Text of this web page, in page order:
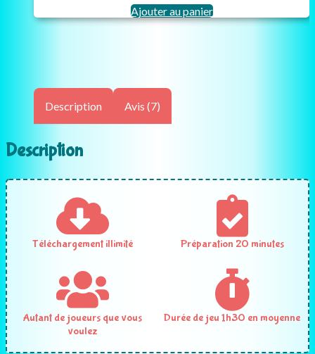
Ajouter au panier
Description Avis (7)
Description
Téléchargement illimité Préparation 20 minutes
Autant de joueurs que vous
voulez
Durée de jeu 1h30 en moyenne